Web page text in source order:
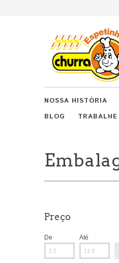
NOSSA HISTÓRIA
BLOG
TRABALHE
Preço
De Até